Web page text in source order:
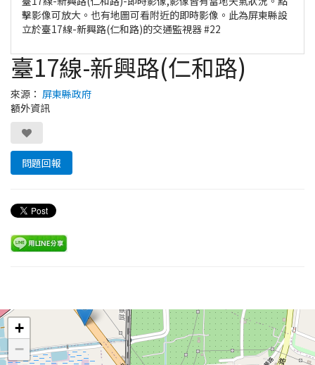
擊影像可放大。也有地圖可看附近的即時影像。此為屏東縣設
立於臺17線-新興路(仁和路)的交通監視器 #22
臺17線-新興路(仁和路)
來源： 屏東縣政府
額外資訊
問題回報
+
−